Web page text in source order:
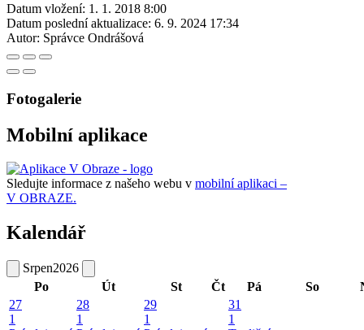
Datum vložení: 1. 1. 2018 8:00
Datum poslední aktualizace: 6. 9. 2024 17:34
Autor: Správce Ondrášová
Fotogalerie
Mobilní aplikace
Sledujte informace z našeho webu v mobilní aplikaci –
V OBRAZE.
Kalendář
Srpen2026
Po
Út St Čt Pá So
27
1
28
1
29
1
31
1